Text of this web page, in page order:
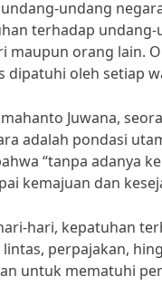
undang
terhadap
maupun orang lain.
dipatuhi oleh setiap
Juwana,
adalah pondasi
“tanpa adanya
kemajuan dan
hari, kepatuhan
perpajakan,
untuk mematuhi